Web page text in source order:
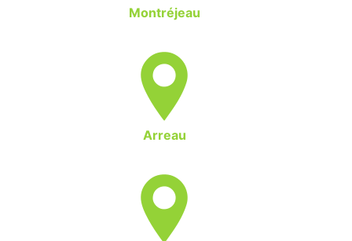
Montréjeau
Arreau